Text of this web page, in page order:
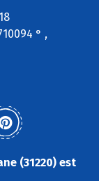
° ,
(31220) est